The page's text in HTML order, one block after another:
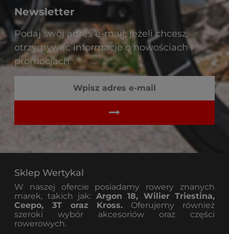
Newsletter
Podaj swój adres e-mail, jeżeli chcesz
otrzymywać informacje o nowościach i
promocjach.
Sklep Wertykal
W naszej ofercie posiadamy rowery znanych
marek, takich jak: Argon 18, Wilier Triestina,
Ceepo, 3T oraz Kross. Oferujemy również
szeroki wybór akcesoriów oraz części
rowerowych.